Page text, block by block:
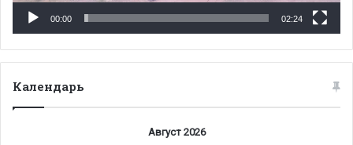
00:00 02:24
Календарь
Август 2026